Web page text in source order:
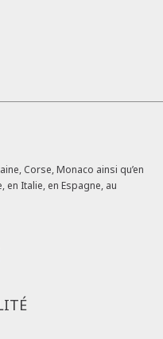
Corse, Monaco ainsi qu’en
en Italie, en Espagne, au